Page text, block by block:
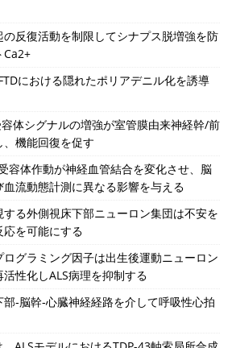
反復活動を制限してシナプス脱増強を防
Ca2+
における隠れたポリアデニル化を誘導
体シグナルの増強が室管膜由来神経幹/前
機能回復を促す
容体作動が神経血管結合を変化させ、脳
流動態計測に異なる影響を与える
る外側視床下部ニューロン集団は不安を
を可能にする
グラミング因子は出生後運動ニューロン
性化しALS病理を抑制する
‐脳幹‐心臓神経経路を介して呼吸性心拍